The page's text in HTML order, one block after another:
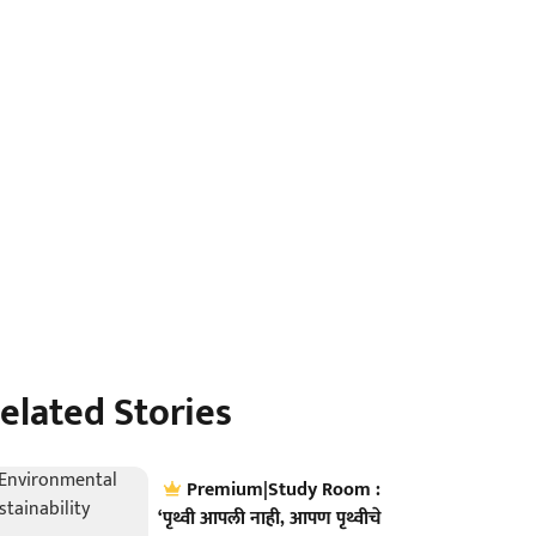
Stories
Premium|Study Room :
‘पृथ्वी आपली नाही, आपण पृथ्वीचे